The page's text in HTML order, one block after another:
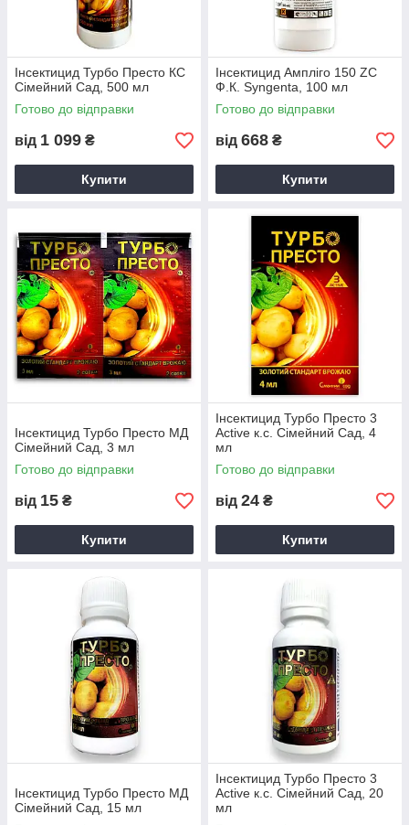
Інсектицид Турбо Престо КС
Сімейний Сад, 500 мл
Готово до відправки
від 1 099 ₴
Купити
Інсектицид Ампліго 150 ZC
Ф.К. Syngenta, 100 мл
Готово до відправки
від 668 ₴
Купити
Інсектицид Турбо Престо МД
Сімейний Сад, 3 мл
Готово до відправки
від 15 ₴
Купити
Інсектицид Турбо Престо 3
Active к.с. Сімейний Сад, 4
мл
Готово до відправки
від 24 ₴
Купити
Інсектицид Турбо Престо МД
Сімейний Сад, 15 мл
Інсектицид Турбо Престо 3
Active к.с. Сімейний Сад, 20
мл